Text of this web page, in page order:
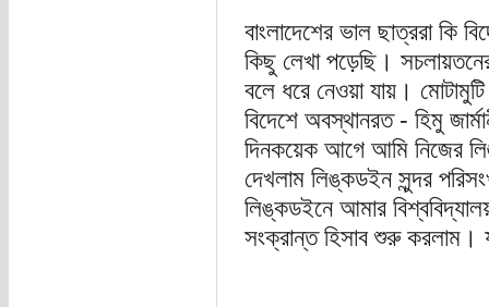
বাংলাদেশের ভাল ছাত্ররা কি
কিছু লেখা পড়েছি।
বলে ধরে নেওয়া যায়।
বিদেশে অবস্থানরত - হিমু
দিনকয়েক আগে আমি নিজের
দেখলাম লিঙ্কডইন সুন্দর
লিঙ্কডইনে আমার
সংক্রান্ত হিসাব শুরু করলাম।